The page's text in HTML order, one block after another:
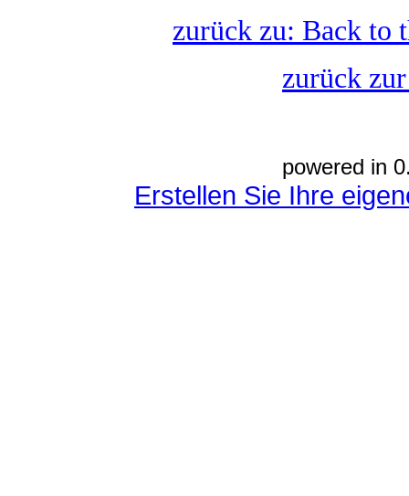
zurück zu: Back to
zurück
powered in
Erstellen Sie Ihre